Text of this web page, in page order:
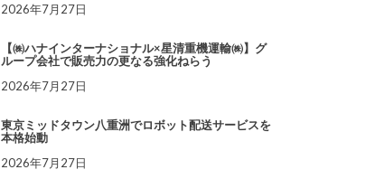
2026年7月27日
【㈱ハナインターナショナル×星清重機運輸㈱】グ
ループ会社で販売力の更なる強化ねらう
2026年7月27日
東京ミッドタウン八重洲でロボット配送サービスを
本格始動
2026年7月27日